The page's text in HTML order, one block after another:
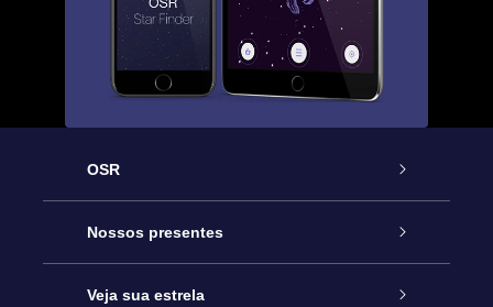
OSR
Serviço
Entre em contato conosco
Nossos presentes
Presente estrelar on-line
Veja sua estrela